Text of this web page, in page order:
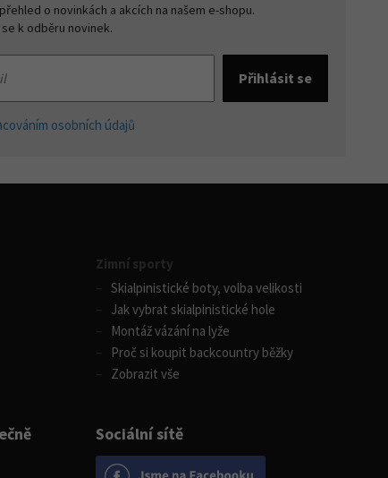
o novinkách a akcích na našem e-shopu.
k odběru novinek.
osobních údajů
Sociální sítě
Zimní sporty
Skialpinistické boty, volba velikosti
Jak vybrat skialpinistické hole
Montáž vázání na lyže
Proč si koupit backcountry běžky
Zobrazit vše